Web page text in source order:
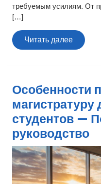
требуемым усилиям. От
[…]
Читать далееЧитать
далее
Особенности
студентов —
руководство